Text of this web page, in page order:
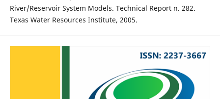
River/Reservoir System Models. Technical Report n. 282.
Texas Water Resources Institute, 2005.